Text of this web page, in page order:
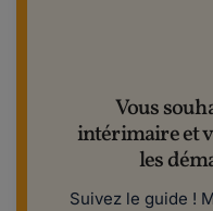
Vous
intérimaire et
les
Suivez le guide !